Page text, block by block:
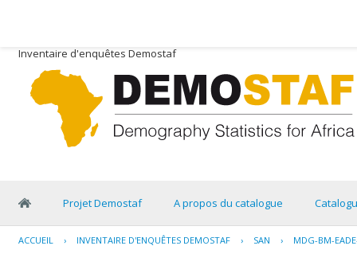
Inventaire d'enquêtes Demostaf
Projet Demostaf A propos du catalogue
ACCUEIL › INVENTAIRE D'ENQUÊTES DEMOSTAF › SAN › MDG-BM-